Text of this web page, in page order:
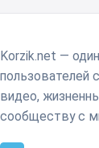
Korzik.net —
видео,
сообществу с